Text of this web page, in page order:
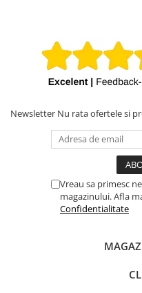
iPhone 8
iPhone 7 Plus
iPhone SE 2020 2nd
iPhone 6s Plus
iPhone 6 Plus
Newsletter Nu rata ofertele si
Vreau sa primesc
magazinului. Afla
Confidentialitate